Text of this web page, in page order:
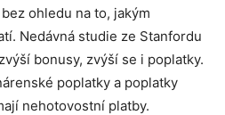
ohledu na to, jakým
Nedávná studie ze Stanfordu
bonusy, zvýší se i poplatky.
poplatky a poplatky
nehotovostní platby.